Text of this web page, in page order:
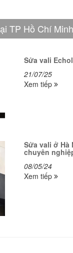
TP Hồ Chí Minh
Sửa vali
21/07/25
Xem tiếp
Sửa vali ở Hà
chuyên
08/05/24
Xem tiếp